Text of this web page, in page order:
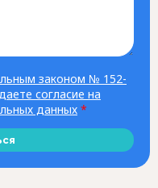
законом № 152-
согласие на
данных *